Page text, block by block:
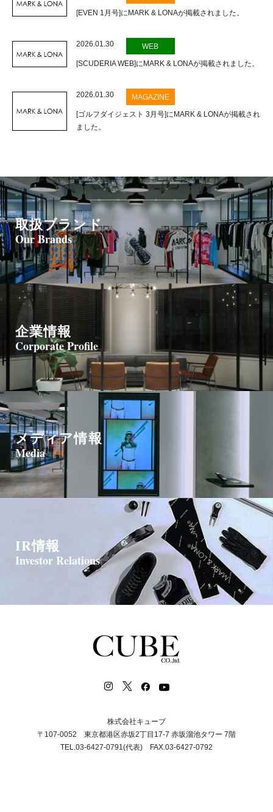
[EVEN 1月号]にMARK & LONAが掲載されました。
2026.01.30
WEB
[SCUDERIA WEB]にMARK & LONAが掲載されました。
2026.01.30
MAGAZINE
[ゴルフダイジェスト 3月号]にMARK & LONAが掲載され
ました。
取扱ブランド
Our Brands
企業情報
Corporate Profile
メディア情報
Media
IR情報
Investor Relations
株式会社キューブ
〒107-0052 東京都港区赤坂2丁目17-7 赤坂溜池タワー 7階
TEL.03-6427-0791(代表) FAX.03-6427-0792